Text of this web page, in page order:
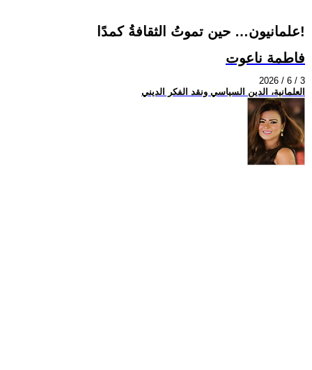
علمانيون… حين تموتُ الثقافةُ كمدًا!
فاطمة ناعوت
2026 / 6 / 3
العلمانية، الدين السياسي ونقد الفكر الديني